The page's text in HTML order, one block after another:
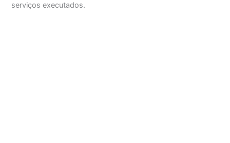
serviços executados.